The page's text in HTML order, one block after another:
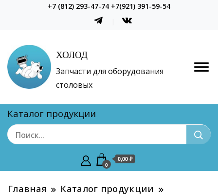
+7 (812) 293-47-74 +7(921) 391-59-54
ХОЛОД
Запчасти для оборудования
столовых
Каталог продукции
0
0,00 ₽
Главная
Каталог продукции